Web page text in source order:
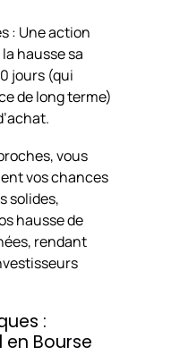
: Une action
hausse sa
jours (qui
de long terme)
vous
vos chances
solides,
hausse de
rendant
:
Bourse